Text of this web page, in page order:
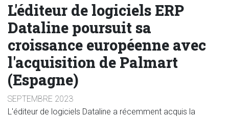
L'éditeur de logiciels ERP
Dataline poursuit sa
croissance européenne avec
l'acquisition de Palmart
(Espagne)
SEPTEMBRE 2023
L'éditeur de logiciels Dataline a récemment acquis la